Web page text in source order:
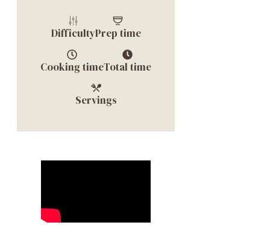
DifficultyPrep time
Cooking timeTotal time
Servings